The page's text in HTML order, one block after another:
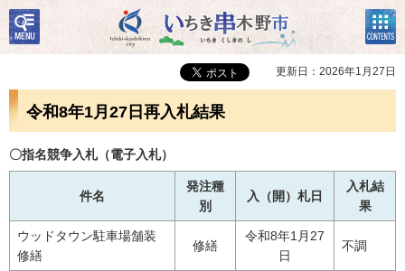
いちき串木野市
検
索・
共通
コン
テン
ツメ
ニュ
更新日：2026年1月27日
令和8年1月27日再入札結果
〇指名競争入札（電子入札）
件名
発注種
別
入（開）札日
入札結
果
ウッドタウン駐車場舗装
修繕
修繕
令和8年1月27
日
不調